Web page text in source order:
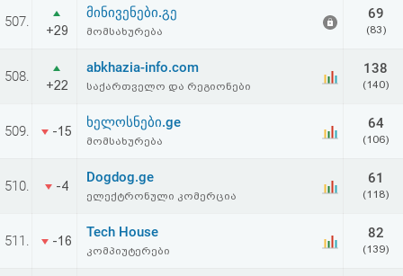
სალიცენზიო
შეთანხმება
პასუხისმგებლობის
უარყოფა
507.
+29
მინივენები.გე
მომსახურება
69
(83)
508.
+22
abkhazia-info.com
საქართველო და რეგიონები
138
(140)
509. -15
ხელოსნები.ge
მომსახურება
64
(106)
510. -4
Dogdog.ge
ელექტრონული კომერცია
61
(118)
511. -16
Tech House
კომპიუტერები
82
(139)